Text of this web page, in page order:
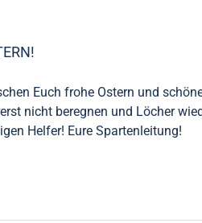
Euch frohe Ostern und
nicht beregnen und Löcher
Helfer! Eure Spartenleitung!